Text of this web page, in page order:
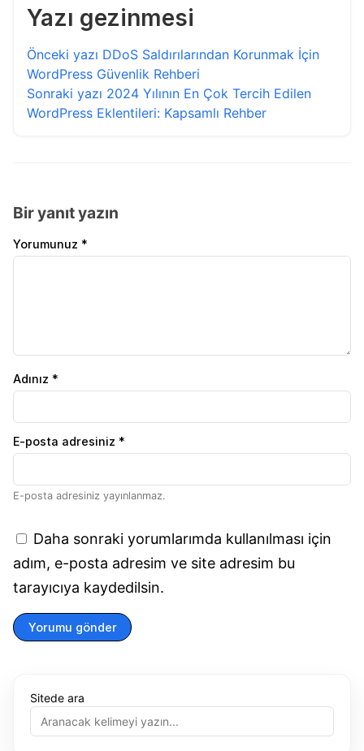
Yazı gezinmesi
Önceki yazı DDoS Saldırılarından Korunmak İçin
WordPress Güvenlik Rehberi
Sonraki yazı 2024 Yılının En Çok Tercih Edilen
WordPress Eklentileri: Kapsamlı Rehber
Bir yanıt yazın
Yorumunuz *
Adınız *
E-posta adresiniz *
E-posta adresiniz yayınlanmaz.
Daha sonraki yorumlarımda kullanılması için
adım, e-posta adresim ve site adresim bu
tarayıcıya kaydedilsin.
Yorumu gönder
Sitede ara